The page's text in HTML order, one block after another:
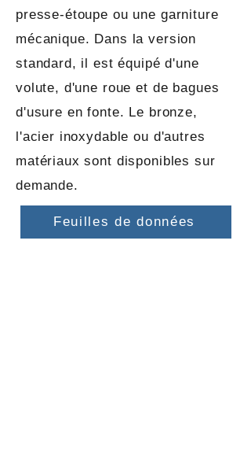
presse-étoupe ou une garniture
mécanique. Dans la version
standard, il est équipé d'une
volute, d'une roue et de bagues
d'usure en fonte. Le bronze,
l'acier inoxydable ou d'autres
matériaux sont disponibles sur
demande.
Feuilles de données